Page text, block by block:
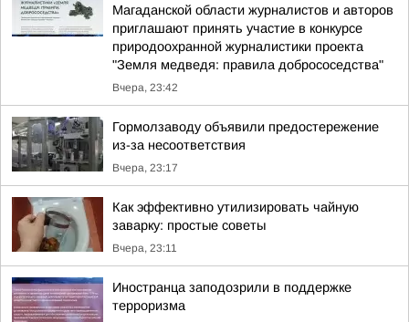
Магаданской области журналистов и авторов
приглашают принять участие в конкурсе
природоохранной журналистики проекта
"Земля медведя: правила добрососедства"
Вчера, 23:42
Гормолзаводу объявили предостережение
из-за несоответствия
Вчера, 23:17
Как эффективно утилизировать чайную
заварку: простые советы
Вчера, 23:11
Иностранца заподозрили в поддержке
терроризма